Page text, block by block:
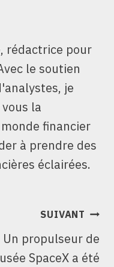
rédactrice pour
le soutien
je
la
financier
à prendre des
éclairées.
SUIVANT
Un propulseur de
SpaceX a été